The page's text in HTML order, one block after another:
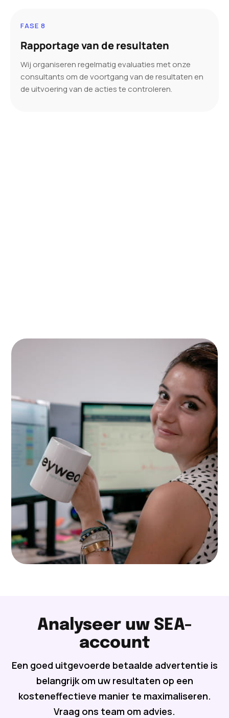
FASE 8
Rapportage van de resultaten
Wij organiseren regelmatig evaluaties met onze
consultants om de voortgang van de resultaten en
de uitvoering van de acties te controleren.
Analyseer uw SEA-
account
Een goed uitgevoerde betaalde advertentie is
belangrijk om uw resultaten op een
kosteneffectieve manier te maximaliseren.
Vraag ons team om advies.